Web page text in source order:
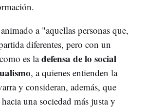
a "aquellas personas que,
diferentes, pero con un
es ladefensa de lo social
, a quienes entienden la
y consideran, además, que
una sociedad más justa y